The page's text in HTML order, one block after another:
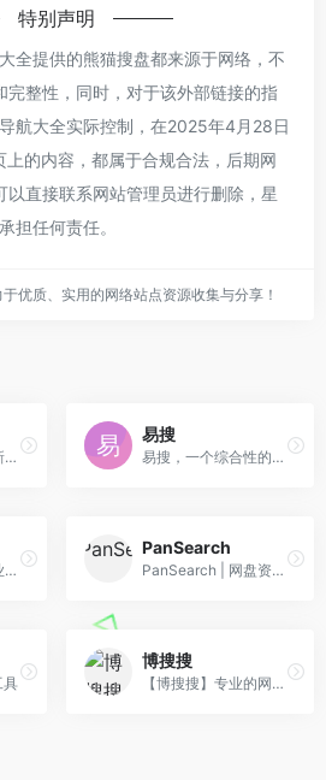
特别声明
全提供的熊猫搜盘都来源于网络，不
完整性，同时，对于该外部链接的指
航大全实际控制，在2025年4月28日
的内容，都属于合规合法，后期网
以直接联系网站管理员进行删除，星
担任何责任。
优质、实用的网络站点资源收集与分享！
全盘搜为您提供最新最全的百度网盘、阿里云盘、夸克云盘、迅雷网盘、UC网盘等网盘资源搜索服务，每天更新大量最新的网盘资源，资源实时失效检测。包含了海量影视剧、书籍、软件、素材、教程、资料等资源。满足您的需求！
易搜
易搜，一个综合性的网pan搜索站点，网站干净简洁，没有任何的广诰与弹窗。
热盘搜是最大最专业的百度云网盘搜索引擎，为你提供免费的网盘云搜索服务。你可以在这里搜索电影、电视剧、小说、文档、资料等百度云资源，是你百度云搜索的好帮手。
PanSearch
PanSearch | 网盘资源搜索 | 网盘搜索引擎
具
博搜搜
【博搜搜】专业的网盘资源聚合搜索引擎，支持百度网盘、阿里云盘、夸克网盘等主流网盘资源搜索。快速查找学习资料、影视资源、软件工具，每日更新百万级资源索引，安全可靠